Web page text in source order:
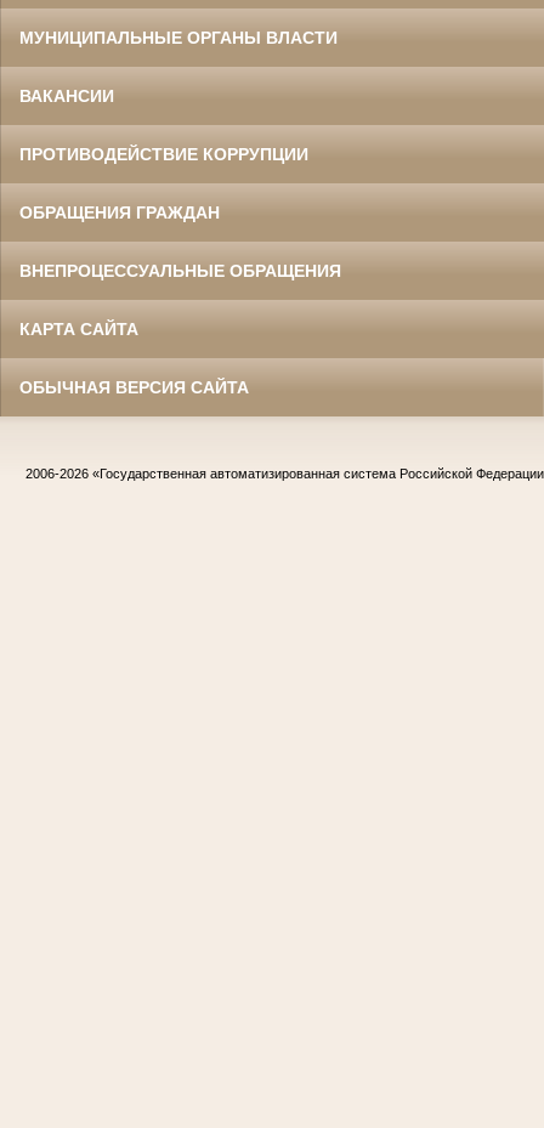
МУНИЦИПАЛЬНЫЕ ОРГАНЫ ВЛАСТИ
ВАКАНСИИ
ПРОТИВОДЕЙСТВИЕ КОРРУПЦИИ
ОБРАЩЕНИЯ ГРАЖДАН
ВНЕПРОЦЕССУАЛЬНЫЕ ОБРАЩЕНИЯ
КАРТА САЙТА
ОБЫЧНАЯ ВЕРСИЯ САЙТА
2006-2026 «Государственная автоматизированная система Российской